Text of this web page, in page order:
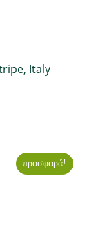
Italy
προσφορά!